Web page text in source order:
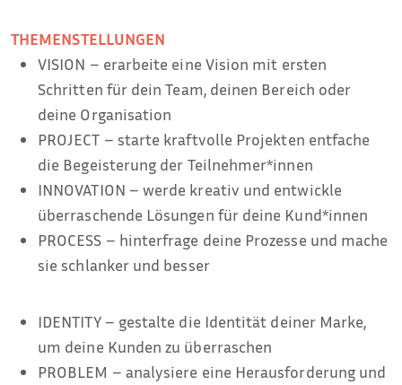
THEMENSTELLUNGEN
VISION – erarbeite eine Vision mit ersten
Schritten für dein Team, deinen Bereich oder
deine Organisation
PROJECT – starte kraftvolle Projekten entfache
die Begeisterung der Teilnehmer*innen
INNOVATION – werde kreativ und entwickle
überraschende Lösungen für deine Kund*innen
PROCESS – hinterfrage deine Prozesse und mache
sie schlanker und besser
IDENTITY – gestalte die Identität deiner Marke,
um deine Kunden zu überraschen
PROBLEM – analysiere eine Herausforderung und